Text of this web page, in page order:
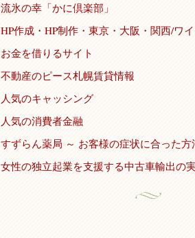
流氷の幸「かに倶楽部」
HP作成・HP制作・東京・大阪・関西/ワ
お金を借りるサイト
不動産のピース札幌賃貸情報
人気のキャッシング
人気の消費者金融
すずらん薬局 ～ お客様の症状に合った
女性の独立起業を支援する中古車輸出の